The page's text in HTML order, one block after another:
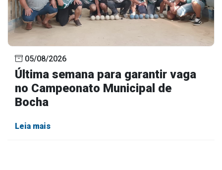
05/08/2026
Última semana para garantir vaga
no Campeonato Municipal de
Bocha
Leia mais